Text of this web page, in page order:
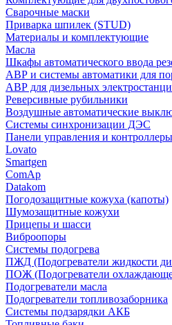
Сварочные маски
Приварка шпилек (STUD)
Материалы и комплектующие
Масла
Шкафы автоматического ввода
АВР и системы автоматики для
АВР для дизельных
Реверсивные рубильники
Воздушные автоматические
Системы синхронизации ДЭС
Панели управления и контроллеры
Lovato
Smartgen
ComAp
Datakom
Погодозащитные кожуха (капоты)
Шумозащитные кожухи
Прицепы и шасси
Виброопоры
Системы подогрева
ПЖД (Подогреватели жидкости
ПОЖ (Подогреватели
Подогреватели масла
Подогреватели топливозаборника
Системы подзарядки АКБ